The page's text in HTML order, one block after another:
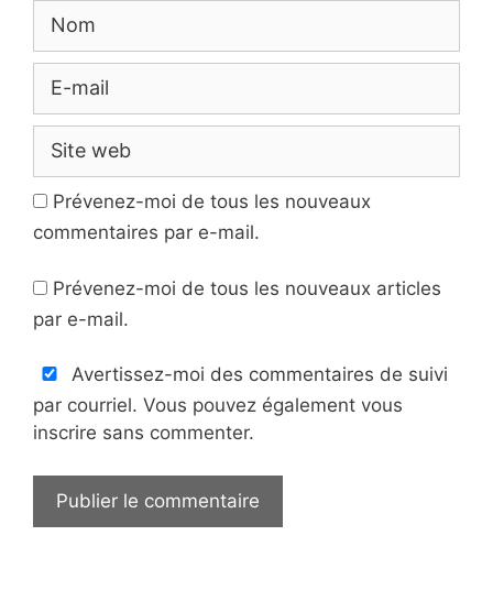
Nom
Site
web
Prévenez-moi de tous les nouveaux
commentaires par e-mail.
Prévenez-moi de tous les nouveaux articles
par e-mail.
Avertissez-moi des commentaires de suivi
par courriel. Vous pouvez également vous
inscrire sans commenter.